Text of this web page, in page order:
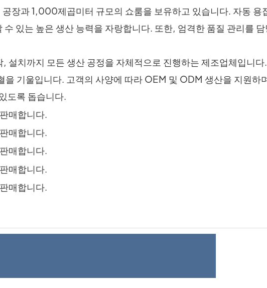
장과 1,000제곱미터 규모의 쇼룸을 보유하고 있습니다. 자동 용
있는 높은 생산 능력을 자랑합니다. 또한, 엄격한 품질 관리를
설치까지 모든 생산 공정을 자체적으로 진행하는 제조업체입니
을 기울입니다. 고객의 사양에 따라 OEM 및 ODM 생산을 지원
도록 돕습니다.